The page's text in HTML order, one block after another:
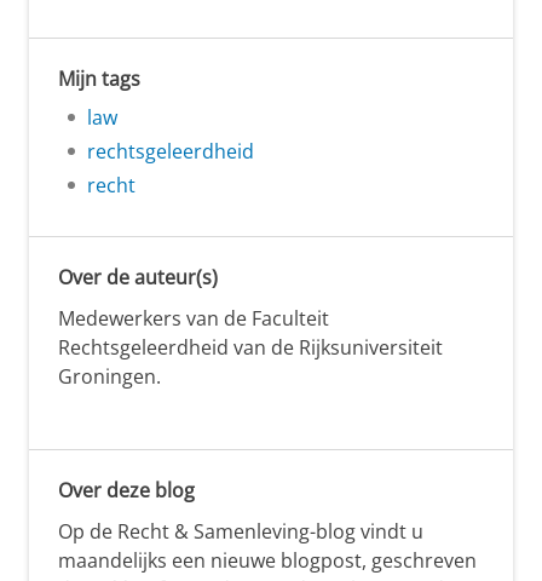
Mijn tags
law
rechtsgeleerdheid
recht
Over de auteur(s)
Medewerkers van de Faculteit
Rechtsgeleerdheid van de Rijksuniversiteit
Groningen.
Over deze blog
Op de Recht & Samenleving-blog vindt u
maandelijks een nieuwe blogpost, geschreven